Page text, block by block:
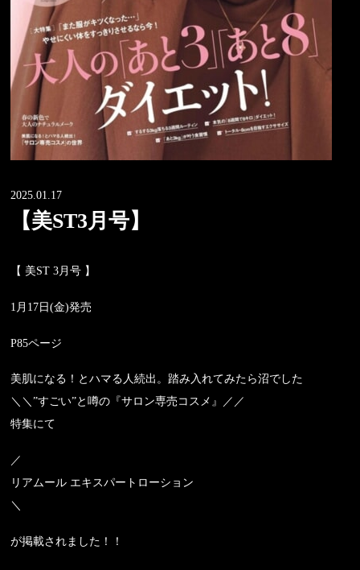
2025.01.17
【美ST3月号】
【 美ST 3月号 】
1月17日(金)発売
P85ページ
美肌になる！とハマる人続出。踏み入れてみたら沼でした
＼＼”すごい”と噂の『サロン専売コスメ』／／
特集にて
／
リアムール エキスパートローション
＼
が掲載されました！！